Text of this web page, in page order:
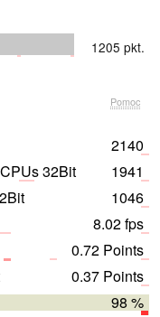
1205 pkt.
Pomoc
2140
32Bit
1941
1046
8.02 fps
0.72 Points
0.37 Points
98 %